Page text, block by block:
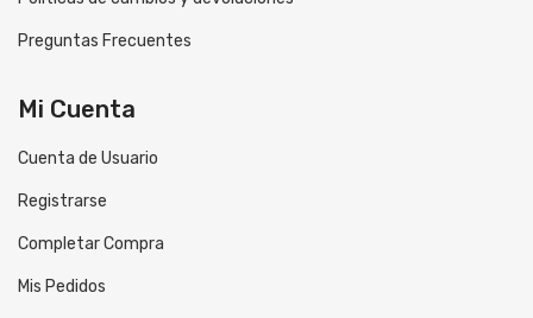
Preguntas Frecuentes
Mi Cuenta
Cuenta de Usuario
Registrarse
Completar Compra
Mis Pedidos